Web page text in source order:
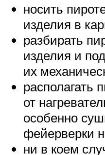
носить
изделия в
разбирать
изделия и
их
располагать
от
особенно
фейерверки
ни в коем